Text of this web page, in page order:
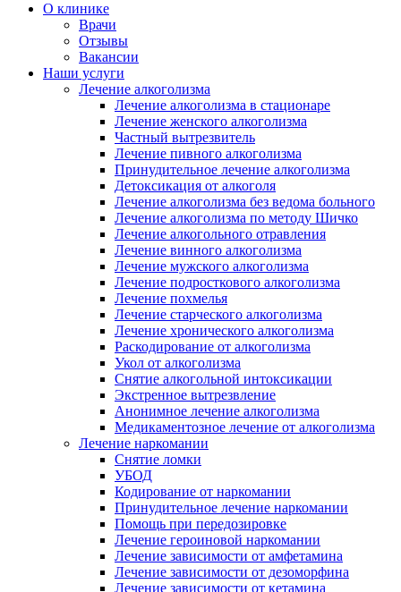
О клинике
Врачи
Отзывы
Вакансии
Наши услуги
Лечение алкоголизма
Лечение алкоголизма в стационаре
Лечение женского алкоголизма
Частный вытрезвитель
Лечение пивного алкоголизма
Принудительное лечение алкоголизма
Детоксикация от алкоголя
Лечение алкоголизма без ведома больного
Лечение алкоголизма по методу Шичко
Лечение алкогольного отравления
Лечение винного алкоголизма
Лечение мужского алкоголизма
Лечение подросткового алкоголизма
Лечение похмелья
Лечение старческого алкоголизма
Лечение хронического алкоголизма
Раскодирование от алкоголизма
Укол от алкоголизма
Снятие алкогольной интоксикации
Экстренное вытрезвление
Анонимное лечение алкоголизма
Медикаментозное лечение от алкоголизма
Лечение наркомании
Снятие ломки
УБОД
Кодирование от наркомании
Принудительное лечение наркомании
Помощь при передозировке
Лечение героиновой наркомании
Лечение зависимости от амфетамина
Лечение зависимости от дезоморфина
Лечение зависимости от кетамина